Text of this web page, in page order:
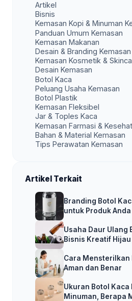
Artikel
Bisnis
Kemasan Kopi & Minuman
Panduan Umum Kemasan
Kemasan Makanan
Desain & Branding Kemasan
Kemasan Kosmetik &
Desain Kemasan
Botol Kaca
Peluang Usaha Kemasan
Botol Plastik
Kemasan Fleksibel
Jar & Toples Kaca
Kemasan Farmasi &
Bahan & Material Kemasan
Tips Perawatan Kemasan
Artikel Terkait
Branding Botol
untuk Produk Anda
Usaha Daur Ulang
Bisnis Kreatif Hijau
Cara Mensterilkan
Aman dan Benar
Ukuran Botol Kaca
Minuman, Berapa